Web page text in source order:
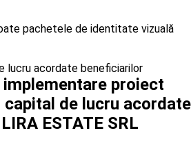
pachetele de identitate vizuală
lucru acordate beneficiarilor
proiect
capital de lucru acordate
ESTATE SRL